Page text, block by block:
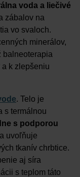
voda a liečivé
zábalov na
vo svaloch.
minerálov,
balneoterapia
k zlepšeniu
. Telo je
s termálnou
s podporou
uvoľňuje
tkanív chrbtice.
aj síra
s teplom táto